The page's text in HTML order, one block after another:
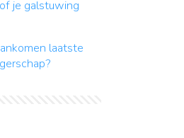
je galstuwing
laatste